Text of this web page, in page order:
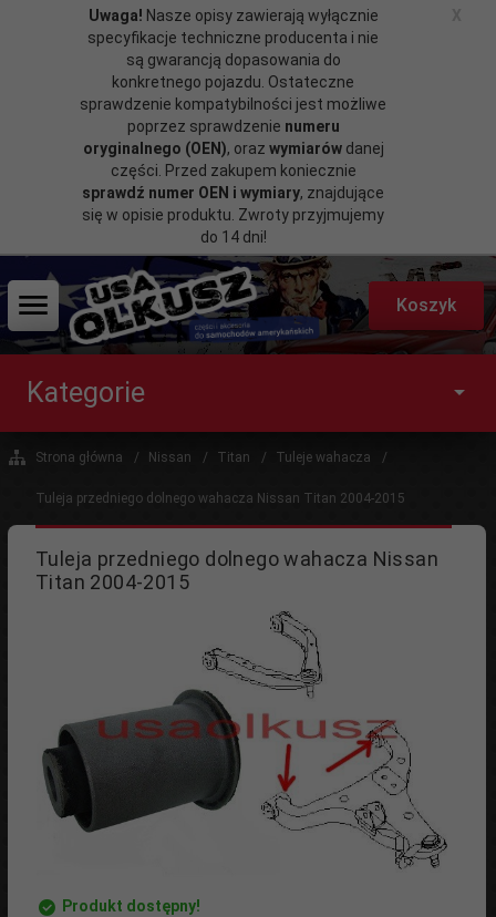
Uwaga! Nasze opisy zawierają wyłącznie
specyfikacje techniczne producenta i nie
są gwarancją dopasowania do
konkretnego pojazdu. Ostateczne
sprawdzenie kompatybilności jest możliwe
poprzez sprawdzenie numeru
oryginalnego (OEN), oraz wymiarówdanej
części. Przed zakupem koniecznie
sprawdź numer OEN i wymiary, znajdujące
się w opisie produktu. Zwroty przyjmujemy
do 14 dni!
Koszyk
Kategorie
Strona główna Nissan Titan Tuleje wahacza
Tuleja przedniego dolnego wahacza Nissan Titan 2004-2015
Tuleja przedniego dolnego wahacza Nissan
Titan 2004-2015
Produkt dostępny!